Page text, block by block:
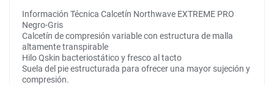
Información Técnica Calcetín Northwave EXTREME PRO
Negro-Gris
Calcetín de compresión variable con estructura de malla
altamente transpirable
Hilo Qskin bacteriostático y fresco al tacto
Suela del pie estructurada para ofrecer una mayor sujeción y
compresión.